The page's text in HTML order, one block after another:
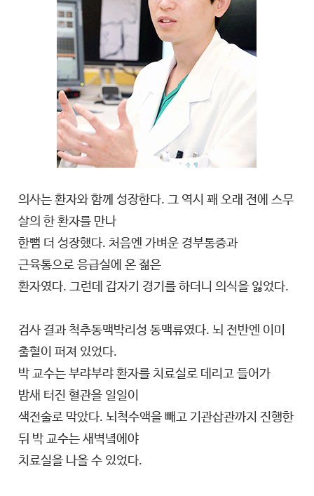
의사는 환자와 함께 성장한다. 그 역시 꽤 오래 전에 스무
살의 한 환자를 만나
한뼘 더 성장했다. 처음엔 가벼운 경부통증과
근육통으로 응급실에 온 젊은
환자였다. 그런데 갑자기 경기를 하더니 의식을 잃었다.
검사 결과 척추동맥박리성 동맥류였다. 뇌 전반엔 이미
출혈이 퍼져 있었다.
박 교수는 부랴부랴 환자를 치료실로 데리고 들어가
밤새 터진 혈관을 일일이
색전술로 막았다. 뇌척수액을 빼고 기관삽관까지 진행한
뒤 박 교수는 새벽녘에야
치료실을 나올 수 있었다.